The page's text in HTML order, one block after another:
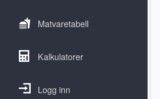
Matvaretabell
Kalkulatorer
Logg inn